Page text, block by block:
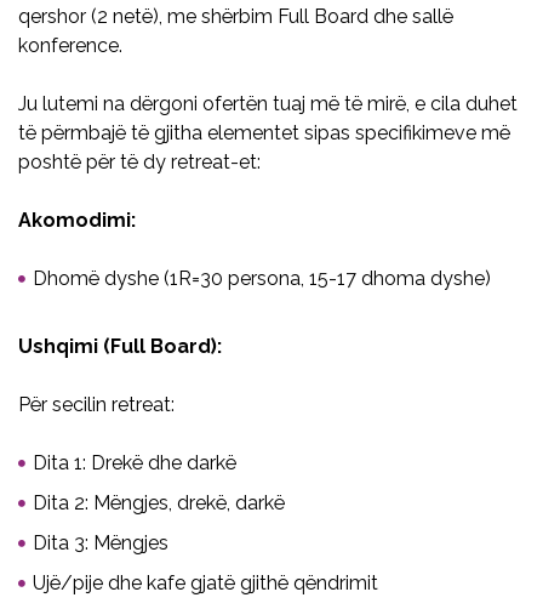
qershor (2 netë), me shërbim Full Board dhe sallë
konference.
Ju lutemi na dërgoni ofertën tuaj më të mirë, e cila duhet
të përmbajë të gjitha elementet sipas specifikimeve më
poshtë për të dy retreat-et:
Akomodimi:
Dhomë dyshe (1R=30 persona, 15-17 dhoma dyshe)
Ushqimi (Full Board):
Për secilin retreat:
Dita 1: Drekë dhe darkë
Dita 2: Mëngjes, drekë, darkë
Dita 3: Mëngjes
Ujë/pije dhe kafe gjatë gjithë qëndrimit